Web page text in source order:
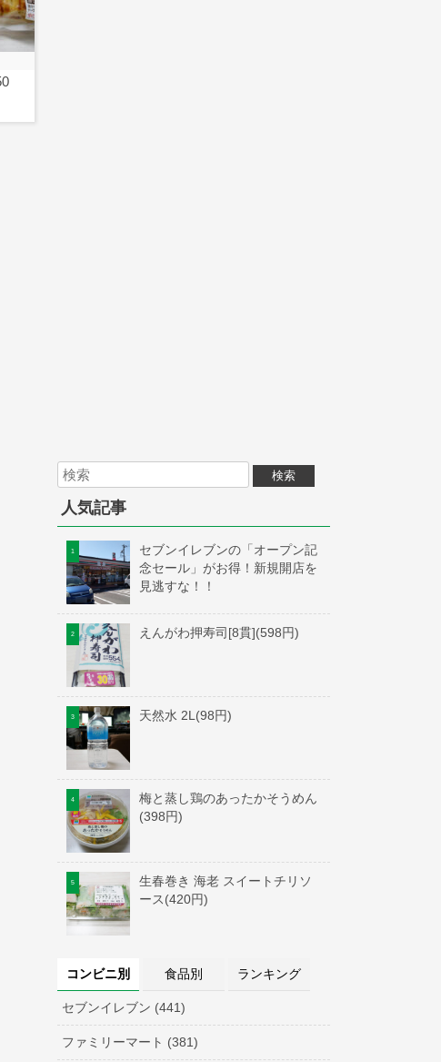
人気記事
セブンイレブンの「オープン記
念セール」がお得！新規開店を
見逃すな！！
えんがわ押寿司[8貫](598円)
天然水 2L(98円)
梅と蒸し鶏のあったかそうめん
(398円)
生春巻き 海老 スイートチリソ
ース(420円)
コンビニ別 食品別 ランキング
セブンイレブン (441)
ファミリーマート (381)